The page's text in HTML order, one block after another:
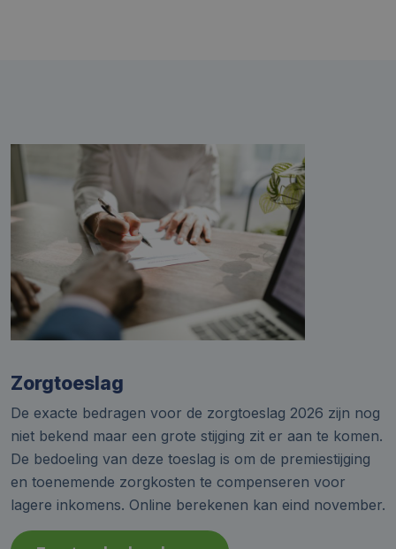
Zorgtoeslag
De exacte bedragen voor de zorgtoeslag 2026 zijn nog
niet bekend maar een grote stijging zit er aan te komen.
De bedoeling van deze toeslag is om de premiestijging
en toenemende zorgkosten te compenseren voor
lagere inkomens. Online berekenen kan eind november.